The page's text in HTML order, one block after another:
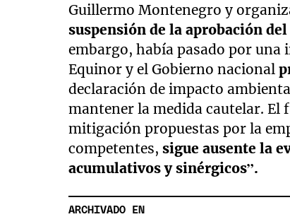
Guillermo Montenegro y
suspensión de la aprobación
embargo, había pasado por una
Equinor y el Gobierno nacional
declaración de impacto
mantener la medida cautelar. El
mitigación propuestas por la
competentes, sigue ausente la
acumulativos y sinérgicos”.
ARCHIVADO EN